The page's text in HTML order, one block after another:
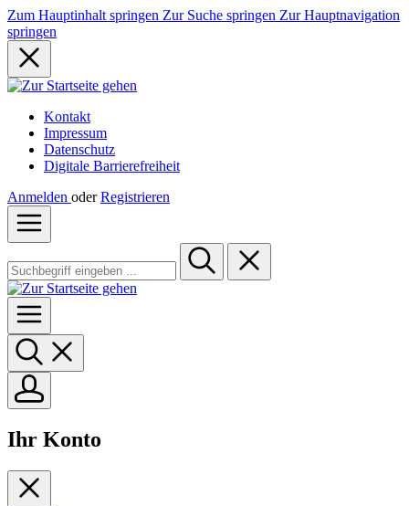
Zum Hauptinhalt springen Zur Suche springen Zur Hauptnavigation
springen
Kontakt
Impressum
Datenschutz
Digitale Barrierefreiheit
Anmelden oder Registrieren
Ihr Konto